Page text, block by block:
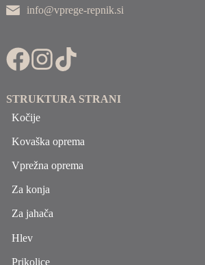
info@vprege-repnik.si
STRUKTURA STRANI
Kočije
Kovaška oprema
Vprežna oprema
Za konja
Za jahača
Hlev
Prikolice